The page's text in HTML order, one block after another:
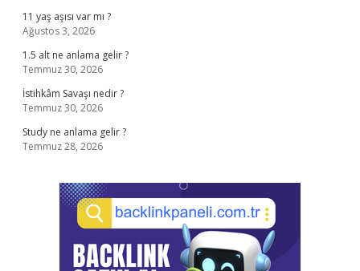
11 yaş aşısı var mı ?
Ağustos 3, 2026
1.5 alt ne anlama gelir ?
Temmuz 30, 2026
İstihkâm Savaşı nedir ?
Temmuz 30, 2026
Study ne anlama gelir ?
Temmuz 28, 2026